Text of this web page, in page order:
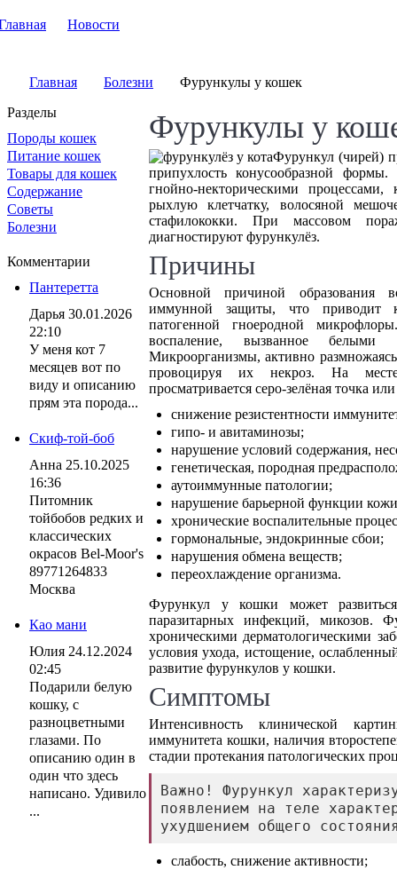
Новости
Главная Болезни
Фурункулы у кошек
Разделы
Породы кошек
Питание кошек
Товары для кошек
Содержание
Советы
Болезни
Комментарии
Пантеретта
Дарья 30.01.2026
22:10
У меня кот 7
месяцев вот по
виду и описанию
прям эта порода...
Скиф-той-боб
Анна 25.10.2025
16:36
Питомник
тойбобов редких и
классических
окрасов Bel-Moor's
89771264833
Москва
Као мани
Юлия 24.12.2024
02:45
Подарили белую
кошку, с
разноцветными
глазами. По
описанию один в
один что здесь
написано. Удивило
...
Фурункулы у
Фурункул (чирей)
припухлость конусообразной формы.
гнойно-некторическими
рыхлую клетчатку, волосяной
стафилококки. При массовом
диагностируют фурункулёз.
Причины
Основной причиной образования
иммунной защиты, что приводит
патогенной гноеродной
воспаление, вызванное белыми
Микроорганизмы, активно
провоцируя их некроз. На месте
просматривается серо-зелёная точка
снижение резистентности
гипо- и авитаминозы;
нарушение условий содержания,
генетическая, породная
аутоиммунные патологии;
нарушение барьерной функции
хронические воспалительные
гормональные, эндокринные сбои;
нарушения обмена веществ;
переохлаждение организма.
Фурункул у кошки может
паразитарных инфекций, микозов.
хроническими дерматологическими
условия ухода, истощение,
развитие фурункулов у кошки.
Симптомы
Интенсивность клинической
иммунитета кошки, наличия
стадии протекания патологических
Важно! Фурункул
появлением на теле
ухудшением общего
слабость, снижение активности;